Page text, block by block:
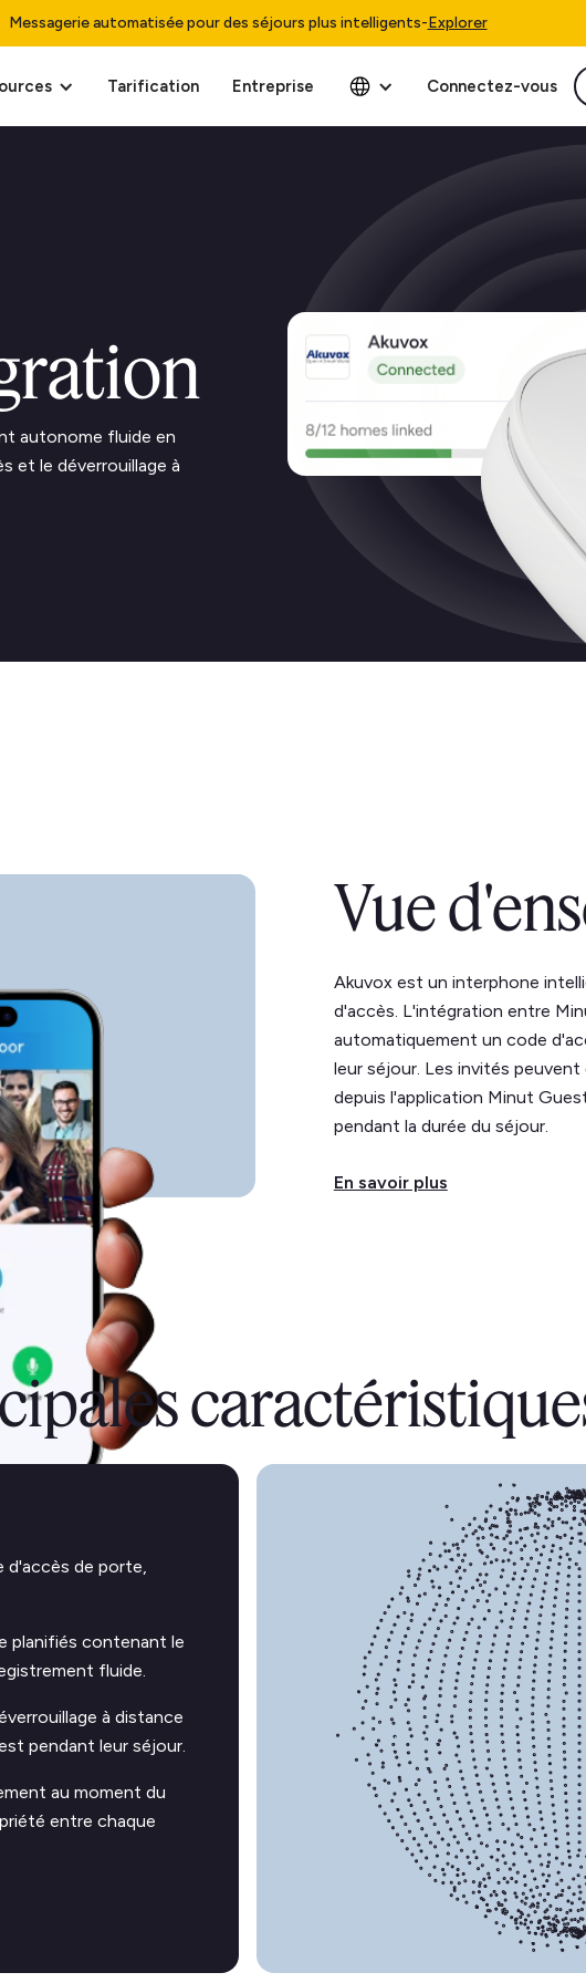
Messagerie automatisée pour des séjours plus intelligents-Explorer
Tarification Entreprise Connectez-vous
autonome fluide en
et le déverrouillage à
Vue
Akuvox est un interphone
d'accès. L'intégration entre
automatiquement un code
leur séjour. Les invités
depuis l'application Minut
pendant la durée du séjour.
En savoir plus
d'accès de porte,
planifiés contenant le
fluide.
à distance
pendant leur séjour.
au moment du
entre chaque